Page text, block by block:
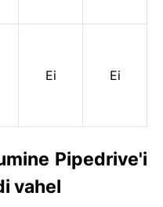
Ei Ei
Pipedrive'i
vahel